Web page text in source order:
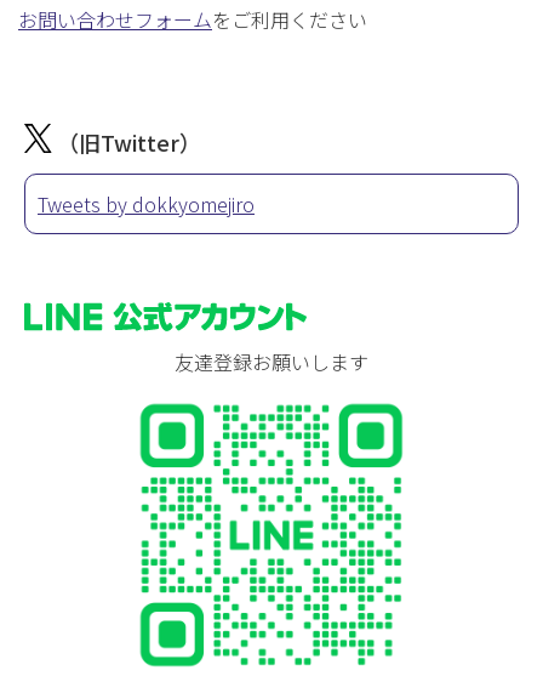
お問い合わせフォームをご利用ください
（旧Twitter）
Tweets by dokkyomejiro
友達登録お願いします